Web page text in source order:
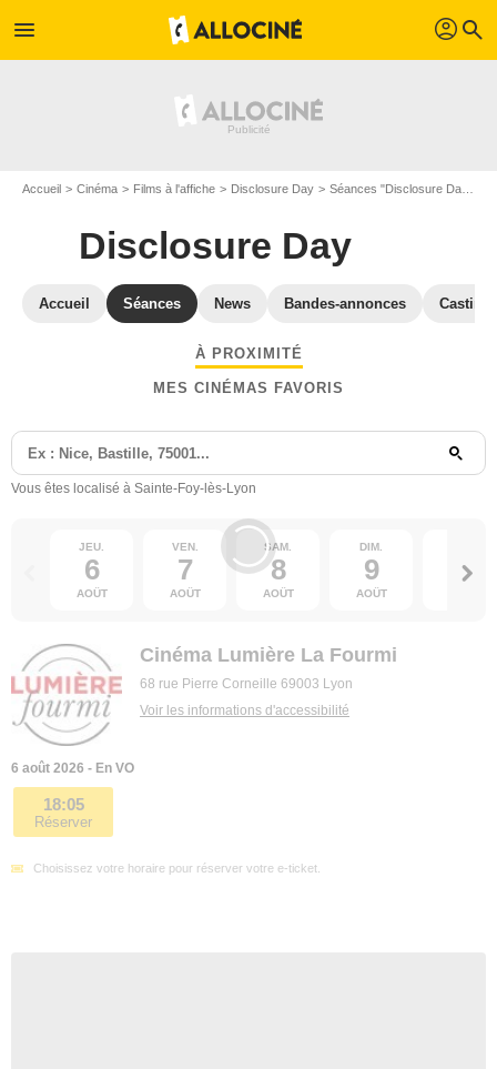
menu profil search
Accueil Cinéma Films à l'affiche Disclosure Day Séances "Disclosure Day" Rhône
Disclosure Day
Accueil Séances News Bandes-annonces Casting
À PROXIMITÉ
MES CINÉMAS FAVORIS
Vous êtes localisé à Sainte-Foy-lès-Lyon
JEU.
6
AOÛT
VEN.
7
AOÛT
SAM.
8
AOÛT
DIM.
9
AOÛT
10
Cinéma Lumière La Fourmi
68 rue Pierre Corneille 69003 Lyon
Voir les informations d'accessibilité
6 août 2026 - En VO
18:05
Réserver
Choisissez votre horaire pour réserver votre e-ticket.